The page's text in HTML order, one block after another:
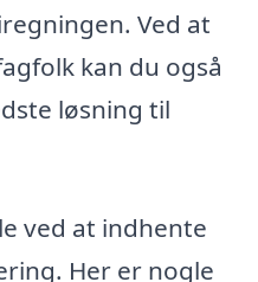
Ved at
kan du også
løsning til
ved at indhente
Her er nogle